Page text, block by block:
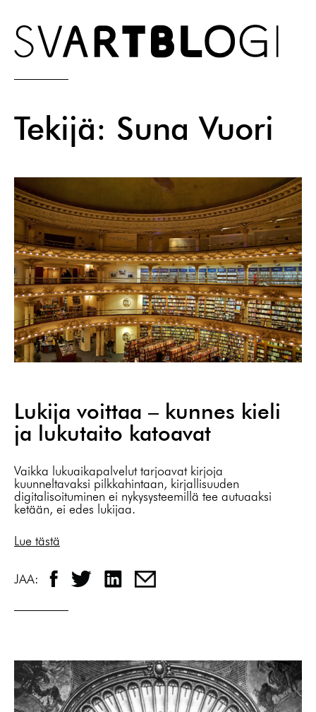
Skip
to
content
Tekijä: Suna Vuori
Lukija voittaa – kunnes kieli
ja lukutaito katoavat
Vaikka lukuaikapalvelut tarjoavat kirjoja
kuunneltavaksi pilkkahintaan, kirjallisuuden
digitalisoituminen ei nykysysteemillä tee autuaaksi
ketään, ei edes lukijaa.
Lue tästä
JAA: